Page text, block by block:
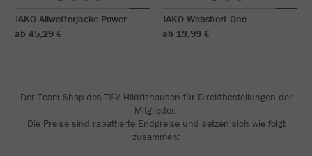
JAKO Allwetterjacke Power
ab 45,29 €
JAKO Webshort One
ab 19,99 €
Der Team Shop des TSV Hildrizhausen für Direktbestellungen der
Mitglieder.
Die Preise sind rabattierte Endpreise und setzen sich wie folgt
zusammen: